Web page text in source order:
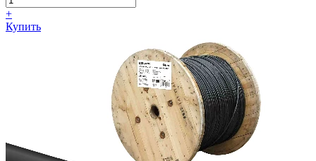
+
Купить